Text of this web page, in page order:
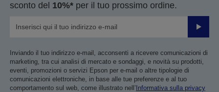
sconto del 10%* per il tuo prossimo ordine.
Invia
Inviando il tuo indirizzo e-mail, acconsenti a ricevere comunicazioni di
marketing, tra cui analisi di mercato e sondaggi, e novità su prodotti,
eventi, promozioni o servizi Epson per e-mail o altre tipologie di
comunicazioni elettroniche, in base alle tue preferenze e al tuo
comportamento sul web, come illustrato nell’ Informativa sulla privacy